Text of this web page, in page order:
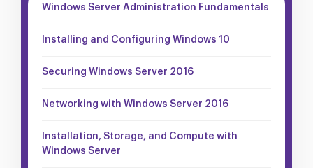
Windows Server Administration Fundamentals
Installing and Configuring Windows 10
Securing Windows Server 2016
Networking with Windows Server 2016
Installation, Storage, and Compute with
Windows Server